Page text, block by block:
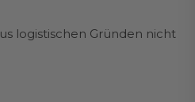
logistischen Gründen nicht